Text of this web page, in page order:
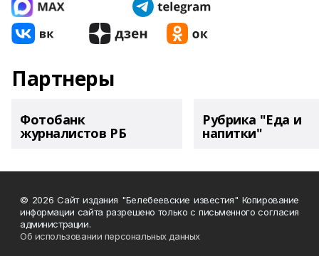
Партнеры
Фотобанк
журналистов РБ
Рубрика "Еда и
напитки"
© 2026 Сайт издания "Белебеевские известия" Копирование
информации сайта разрешено только с письменного согласия
администрации.
Об использовании персональных данных